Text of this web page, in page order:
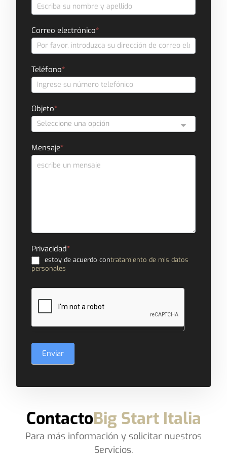
de
contacto
Correo electrónico*
Teléfono*
Objeto*
Mensaje*
Privacidad*
estoy de acuerdo contratamiento de mis datos
personales
Enviar
ContactoBig Start Italia
Para más información y solicitar nuestros
Servicios.